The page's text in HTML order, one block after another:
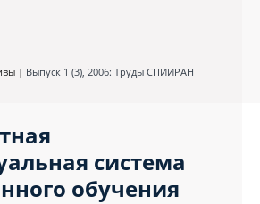
| Выпуск 1 (3), 2006: Труды СПИИРАН
система
обучения